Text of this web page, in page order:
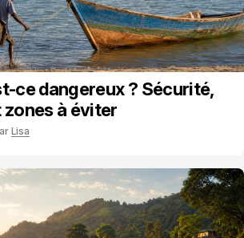
ce dangereux ? Sécurité,
à éviter
Lisa